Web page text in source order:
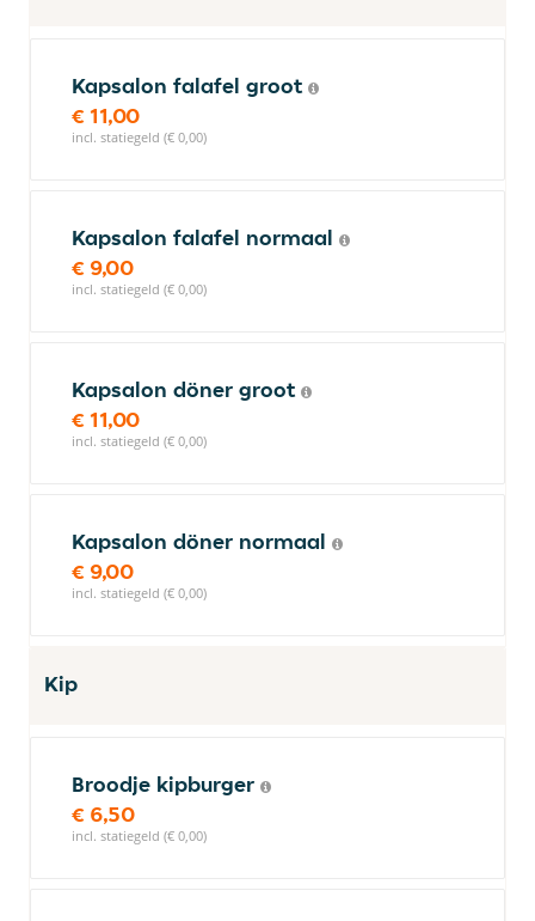
Kapsalon falafel groot
€ 11,00
incl. statiegeld (€ 0,00)
Kapsalon falafel normaal
€ 9,00
incl. statiegeld (€ 0,00)
Kapsalon döner groot
€ 11,00
incl. statiegeld (€ 0,00)
Kapsalon döner normaal
€ 9,00
incl. statiegeld (€ 0,00)
Kip
Broodje kipburger
€ 6,50
incl. statiegeld (€ 0,00)